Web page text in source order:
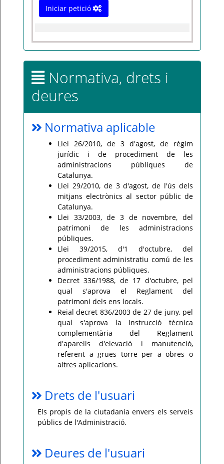
Iniciar petició
Normativa, drets i
deures
Normativa aplicable
Llei 26/2010, de 3 d'agost, de règim
jurídic i de procediment de les
administracions públiques de
Catalunya.
Llei 29/2010, de 3 d'agost, de l'ús dels
mitjans electrònics al sector públic de
Catalunya.
Llei 33/2003, de 3 de novembre, del
patrimoni de les administracions
públiques.
Llei 39/2015, d'1 d'octubre, del
procediment administratiu comú de les
administracions públiques.
Decret 336/1988, de 17 d'octubre, pel
qual s'aprova el Reglament del
patrimoni dels ens locals.
Reial decret 836/2003 de 27 de juny, pel
qual s'aprova la Instrucció tècnica
complementària del Reglament
d'aparells d'elevació i manutenció,
referent a grues torre per a obres o
altres aplicacions.
Drets de l'usuari
Els propis de la ciutadania envers els serveis
públics de l'Administració.
Deures de l'usuari